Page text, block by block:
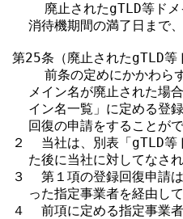
廃止されたgTLD等ドメ
消待機期間の満了日まで
第25条（廃止されたgTLD等
前条の定めにかかわら
メイン名が廃止された場
イン名一覧」に定める登
回復の申請をすることがで
２  当社は、別表「gTLD等
た後に当社に対してなさ
３  第１項の登録回復申請
った指定事業者を経由して
４  前項に定める指定事業